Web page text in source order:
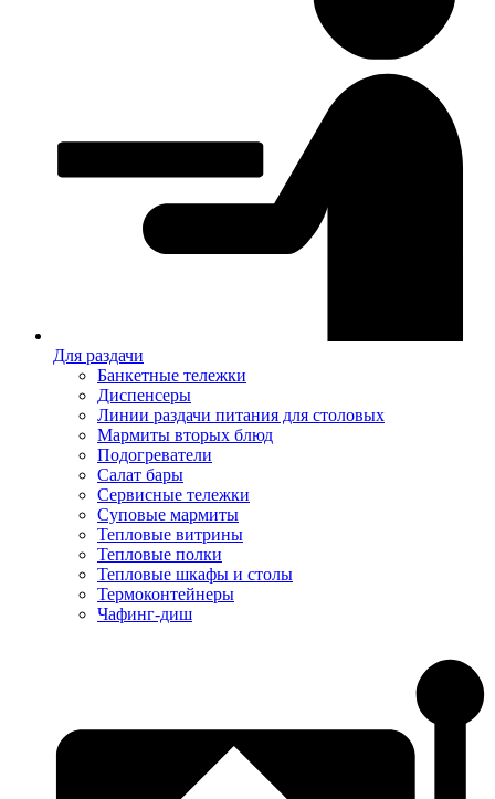
Для раздачи
Банкетные тележки
Диспенсеры
Линии раздачи питания для столовых
Мармиты вторых блюд
Подогреватели
Салат бары
Сервисные тележки
Суповые мармиты
Тепловые витрины
Тепловые полки
Тепловые шкафы и столы
Термоконтейнеры
Чафинг-диш